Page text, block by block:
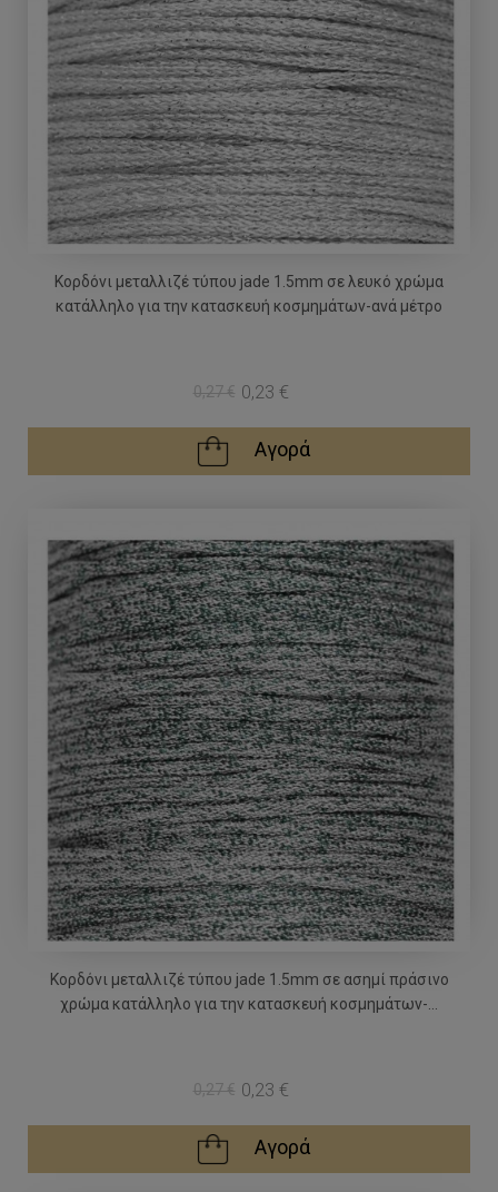
Κορδόνι μεταλλιζέ τύπου jade 1.5mm σε λευκό χρώμα
κατάλληλο για την κατασκευή κοσμημάτων-ανά μέτρο
0,27 € 0,23 €
Αγορά
Κορδόνι μεταλλιζέ τύπου jade 1.5mm σε ασημί πράσινο
χρώμα κατάλληλο για την κατασκευή κοσμημάτων-...
0,27 € 0,23 €
Αγορά